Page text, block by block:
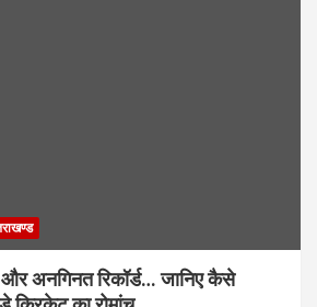
अनगिनत रिकॉर्ड… जानिए कैसे